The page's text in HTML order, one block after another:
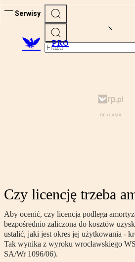
Serwisy
PRO
Czy licencję trzeba
Aby ocenić, czy licencja podlega
bezpośrednio zaliczona do kosztów
ustalić, jaki jest okres jej użytkowania -
Tak wynika z wyroku wrocławskiego
SA/Wr 1096/06).